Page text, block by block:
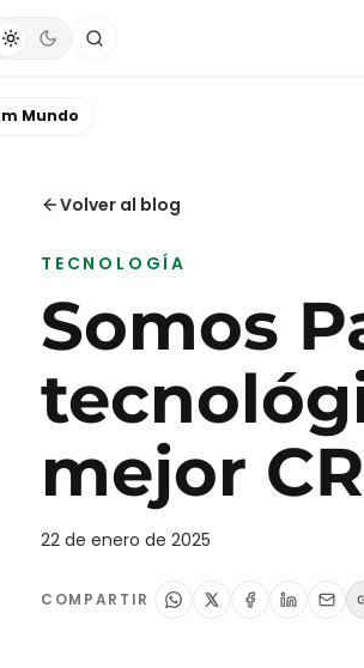
Mundo
Volver al blog
TECNOLOGÍA
Somos
mejor
22 de enero de 2025
COMPARTIR